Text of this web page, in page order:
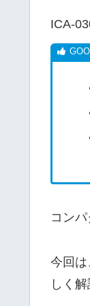
ICA-
コン
今回
しく解